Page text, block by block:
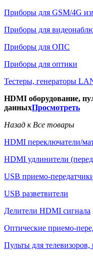
Приборы для GSM/4G
Приборы для
Приборы для ОПС
Приборы для оптики
Тестеры, генераторы
HDMI оборудование,
данныхПросмотреть
Назад к Все товары
HDMI переключатели/
HDMI удлинители
USB приемо-
USB разветвители
Делители HDMI сигнала
Оптические приемо-
Пульты для телевизоров,